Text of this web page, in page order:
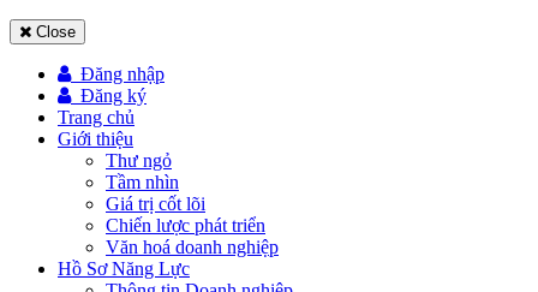
Close
Đăng nhập
Đăng ký
Trang chủ
Giới thiệu
Thư ngỏ
Tầm nhìn
Giá trị cốt lõi
Chiến lược phát triển
Văn hoá doanh nghiệp
Hồ Sơ Năng Lực